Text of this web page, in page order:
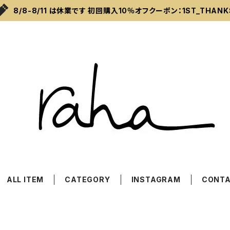
8/8-8/11 は休業です 初回購入10％オフクーポン：
ALL ITEM CATEGORY INSTAGRAM